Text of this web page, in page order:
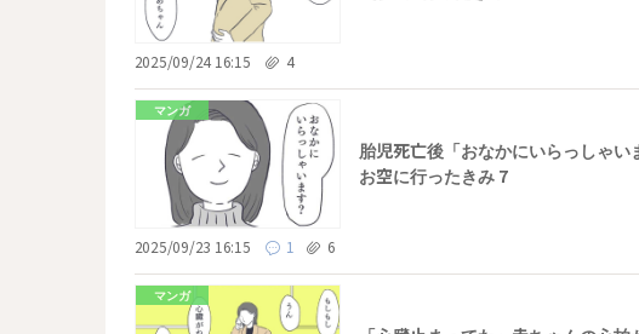
2025/09/24 16:15 4
マンガ
胎児死亡後「おなかにいらっしゃ
お空に行ったきみ 7
2025/09/23 16:15 1 6
マンガ